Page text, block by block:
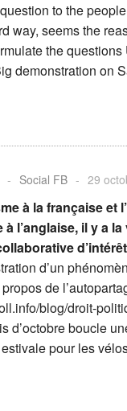
to the
way, seems the
the questions
demonstration on
- Social FB - 29
à la française et
l’anglaise, il y a
d’un
de
blog/droit-
d’octobre boucle
pour les